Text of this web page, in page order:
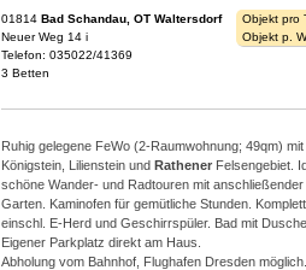
01814 Bad Schandau, OT Waltersdorf
Neuer Weg 14 i
Telefon: 035022/41369
3 Betten
Objekt pro
Objekt p.
Ruhig gelegene FeWo (2-Raumwohnung; 49qm)
Königstein, Lilienstein und RathenerFelsengebiet.
schöne Wander- und Radtouren mit anschließender
Garten. Kaminofen für gemütliche Stunden.
einschl. E-Herd und Geschirrspüler. Bad mit
Eigener Parkplatz direkt am Haus.
Abholung vom Bahnhof, Flughafen Dresden möglich.